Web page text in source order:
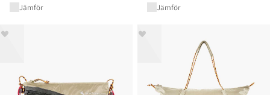
Jämför Jämför